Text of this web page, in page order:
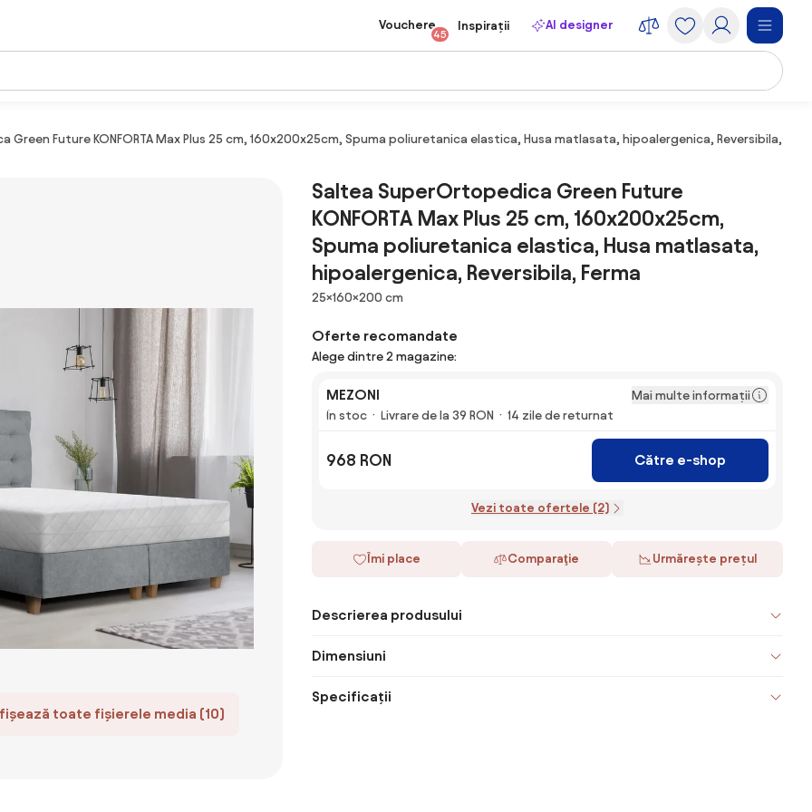
Vouchere
45
Inspirații AI designer
Green Future KONFORTA Max Plus 25 cm, 160x200x25cm, Spuma poliuretanica elastica, Husa matlasata, hipoalergenica, Reversibila,
toate fișierele media (10)
Saltea SuperOrtopedica Green Future
KONFORTA Max Plus 25 cm, 160x200x25cm,
Spuma poliuretanica elastica, Husa matlasata,
hipoalergenica, Reversibila, Ferma
Dimensiuni
25×160×200 cm
Oferte recomandate
Alege dintre 2 magazine:
MEZONI
Mai multe informații
În stoc
Livrare de la 39 RON 14 zile de returnat
968 RON Către e-shop
Vezi toate ofertele (2)
Îmi place Comparaţie Urmărește prețul
Descrierea produsului
Dimensiuni
Specificații